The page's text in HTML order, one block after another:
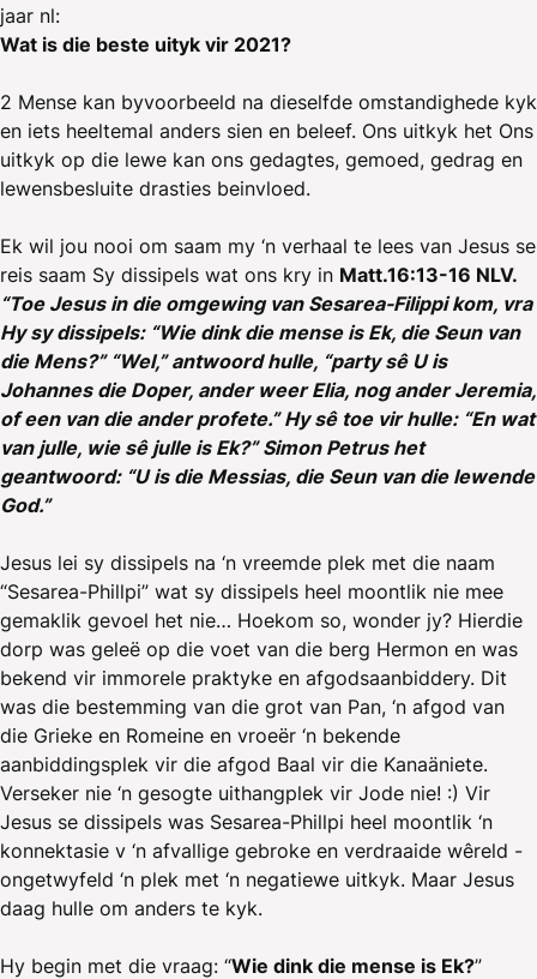
jaar nl:
Wat is die beste uityk vir 2021?
2 Mense kan byvoorbeeld na dieselfde omstandighede kyk
en iets heeltemal anders sien en beleef. Ons uitkyk het Ons
uitkyk op die lewe kan ons gedagtes, gemoed, gedrag en
lewensbesluite drasties beinvloed.
Ek wil jou nooi om saam my ‘n verhaal te lees van Jesus se
reis saam Sy dissipels wat ons kry in Matt.16:13-16 NLV.
“Toe Jesus in die omgewing van Sesarea-Filippi kom, vra
Hy sy dissipels: “Wie dink die mense is Ek, die Seun van
die Mens?” “Wel,” antwoord hulle, “party sê U is
Johannes die Doper, ander weer Elia, nog ander Jeremia,
of een van die ander profete.” Hy sê toe vir hulle: “En wat
van julle, wie sê julle is Ek?” Simon Petrus het
geantwoord: “U is die Messias, die Seun van die lewende
God.”
Jesus lei sy dissipels na ‘n vreemde plek met die naam
“Sesarea-Phillpi” wat sy dissipels heel moontlik nie mee
gemaklik gevoel het nie… Hoekom so, wonder jy? Hierdie
dorp was geleë op die voet van die berg Hermon en was
bekend vir immorele praktyke en afgodsaanbiddery. Dit
was die bestemming van die grot van Pan, ‘n afgod van
die Grieke en Romeine en vroeër ‘n bekende
aanbiddingsplek vir die afgod Baal vir die Kanaäniete.
Verseker nie ‘n gesogte uithangplek vir Jode nie! :) Vir
Jesus se dissipels was Sesarea-Phillpi heel moontlik ‘n
konnektasie v ‘n afvallige gebroke en verdraaide wêreld -
ongetwyfeld ‘n plek met ‘n negatiewe uitkyk. Maar Jesus
daag hulle om anders te kyk.
Hy begin met die vraag: “Wie dink die mense is Ek?”